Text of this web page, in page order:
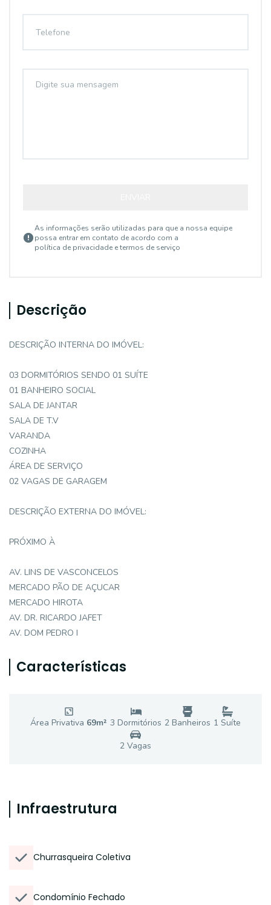
As informações serão utilizadas para que a nossa equipe
possa entrar em contato de acordo com a
política de privacidade e termos de serviço
Descrição
DESCRIÇÃO INTERNA DO IMÓVEL:
03 DORMITÓRIOS SENDO 01 SUÍTE
01 BANHEIRO SOCIAL
SALA DE JANTAR
SALA DE T.V
VARANDA
COZINHA
ÁREA DE SERVIÇO
02 VAGAS DE GARAGEM
DESCRIÇÃO EXTERNA DO IMÓVEL:
PRÓXIMO À
AV. LINS DE VASCONCELOS
MERCADO PÃO DE AÇUCAR
MERCADO HIROTA
AV. DR. RICARDO JAFET
AV. DOM PEDRO I
Características
Área Privativa 69m² 3 Dormitórios 2 Banheiros 1 Suíte
2 Vagas
Infraestrutura
Churrasqueira Coletiva
Condomínio Fechado